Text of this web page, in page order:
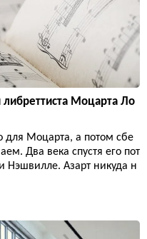
Моцарта Ло
для Моцарта, а потом сбе
Два века спустя его пот
Азарт никуда н